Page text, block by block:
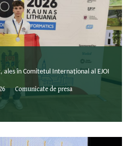
ales în Comitetul Internațional al EJOI
Comunicate de presa